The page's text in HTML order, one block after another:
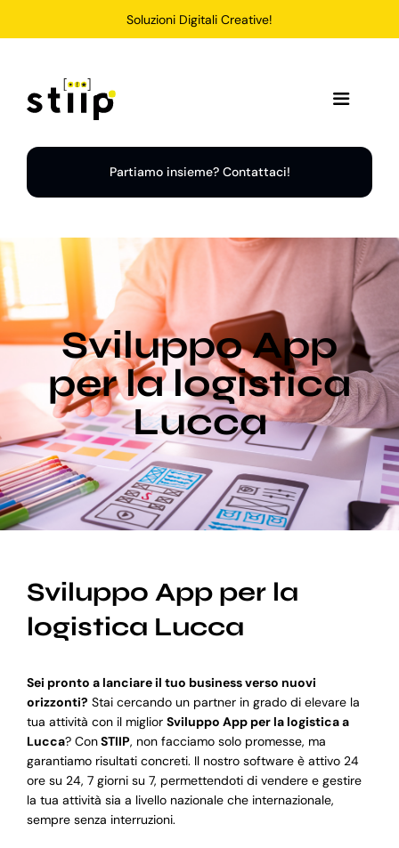
Soluzioni Digitali Creative!
Toggle
Home
Soluzioni
Chi Siamo
Portfolio
Blog
Supporto
Partiamo insieme? Contattaci!
Sviluppo App
per la logistica
Lucca
Sviluppo App per la
logistica Lucca
Sei pronto a lanciare il tuo business verso nuovi
orizzonti? Stai cercando un partner in grado di elevare la
tua attività con il miglior Sviluppo App per la logistica a
Lucca? ConSTIIP, non facciamo solo promesse, ma
garantiamo risultati concreti. Il nostro software è attivo 24
ore su 24, 7 giorni su 7, permettendoti di vendere e gestire
la tua attività sia a livello nazionale che internazionale,
sempre senza interruzioni.